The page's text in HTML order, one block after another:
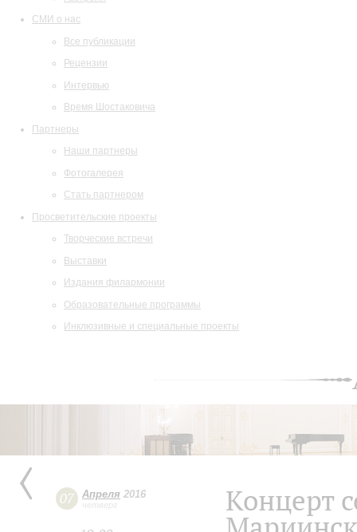
СМИ о нас
Все публикации
Рецензии
Интервью
Время Шостаковича
Партнеры
Наши партнеры
Фотогалерея
Стать партнером
Просветительские проекты
Творческие встречи
Выставки
Издания филармонии
Образовательные программы
Инклюзивные и специальные проекты
07 Апреля 2016
четверг Концерт